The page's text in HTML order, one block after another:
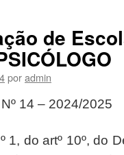
de
poradmin
14 – 2024/2025
1, do artº 10º, do